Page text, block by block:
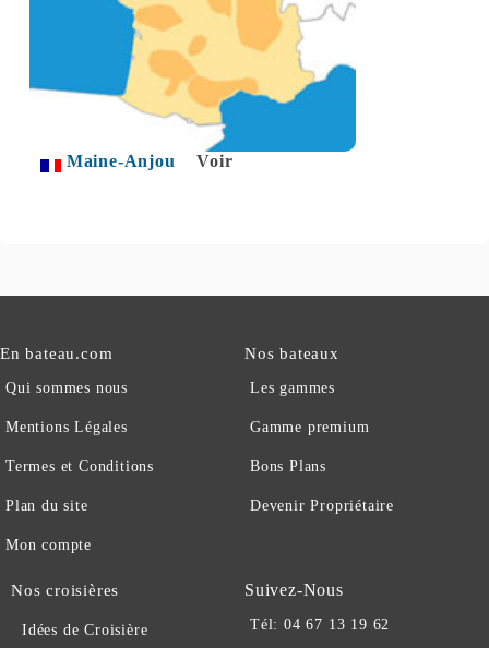
Maine-Anjou Voir
En bateau.com
Qui sommes nous
Mentions Légales
Termes et Conditions
Plan du site
Mon compte
Nos bateaux
Les gammes
Gamme premium
Bons Plans
Devenir Propriétaire
Nos croisières
Idées de Croisière
Suivez-Nous
Tél: 04 67 13 19 62